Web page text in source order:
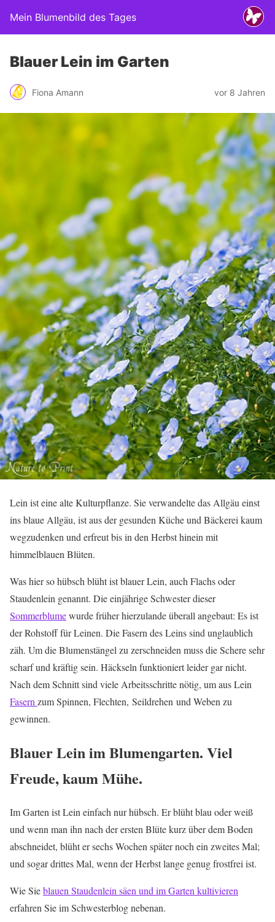
Mein Blumenbild des Tages
Blauer Lein im Garten
Fiona Amann vor 8 Jahren
Lein ist eine alte Kulturpflanze. Sie verwandelte das Allgäu einst
ins blaue Allgäu, ist aus der gesunden Küche und Bäckerei kaum
wegzudenken und erfreut bis in den Herbst hinein mit
himmelblauen Blüten.
Was hier so hübsch blüht ist blauer Lein, auch Flachs oder
Staudenlein genannt. Die einjährige Schwester dieser
Sommerblumewurde früher hierzulande überall angebaut: Es ist
der Rohstoff für Leinen. Die Fasern des Leins sind unglaublich
zäh. Um die Blumenstängel zu zerschneiden muss die Schere sehr
scharf und kräftig sein. Häckseln funktioniert leider gar nicht.
Nach dem Schnitt sind viele Arbeitsschritte nötig, um aus Lein
Fasern zum Spinnen, Flechten, Seildrehen und Weben zu
gewinnen.
Blauer Lein im Blumengarten. Viel
Freude, kaum Mühe.
Im Garten ist Lein einfach nur hübsch. Er blüht blau oder weiß
und wenn man ihn nach der ersten Blüte kurz über dem Boden
abschneidet, blüht er sechs Wochen später noch ein zweites Mal;
und sogar drittes Mal, wenn der Herbst lange genug frostfrei ist.
Wie Sieblauen Staudenlein säen und im Garten kultivieren
erfahren Sie im Schwesterblog nebenan.